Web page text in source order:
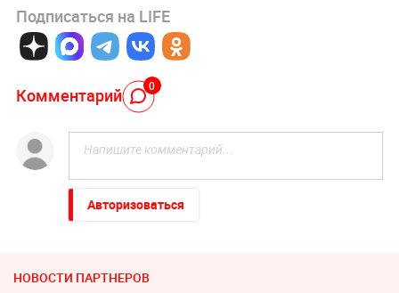
Подписаться на LIFE
Комментарий 0
Авторизоваться
НОВОСТИ ПАРТНЕРОВ